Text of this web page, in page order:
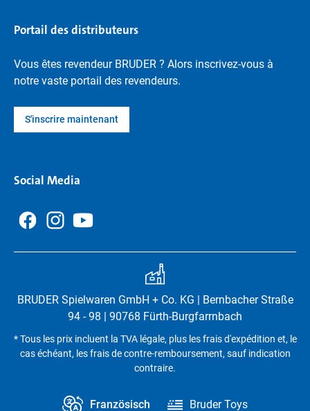
Portail des distributeurs
Vous êtes revendeur BRUDER ? Alors inscrivez-vous à
notre vaste portail des revendeurs.
S'inscrire maintenant
Social Media
BRUDER Spielwaren GmbH + Co. KG | Bernbacher Straße
94 - 98 | 90768 Fürth-Burgfarrnbach
* Tous les prix incluent la TVA légale, plus les frais d'expédition et, le
cas échéant, les frais de contre-remboursement, sauf indication
contraire.
Französisch Bruder Toys